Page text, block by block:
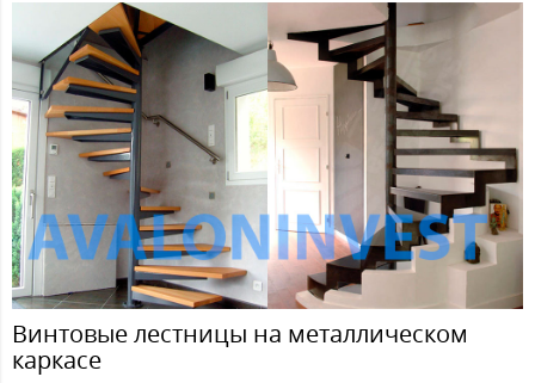
Винтовые лестницы на металлическом
каркасе